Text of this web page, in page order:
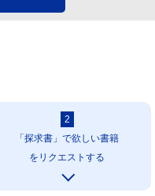
2
「探求書」で欲しい書籍
をリクエストする